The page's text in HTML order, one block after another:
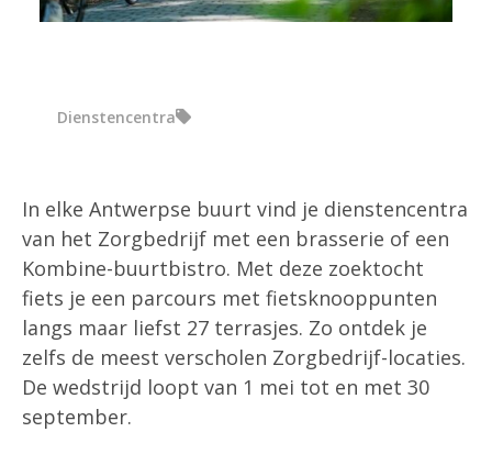
Dienstencentra
In elke Antwerpse buurt vind je dienstencentra
van het Zorgbedrijf met een brasserie of een
Kombine-buurtbistro. Met deze zoektocht
fiets je een parcours met fietsknooppunten
langs maar liefst 27 terrasjes. Zo ontdek je
zelfs de meest verscholen Zorgbedrijf-locaties.
De wedstrijd loopt van 1 mei tot en met 30
september.